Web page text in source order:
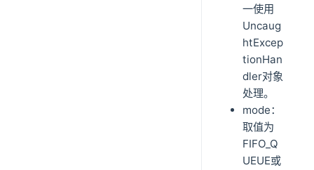
一使用
Uncaug
htExcep
tionHan
dler对象
处理。
mode：
取值为
FIFO_Q
UEUE或